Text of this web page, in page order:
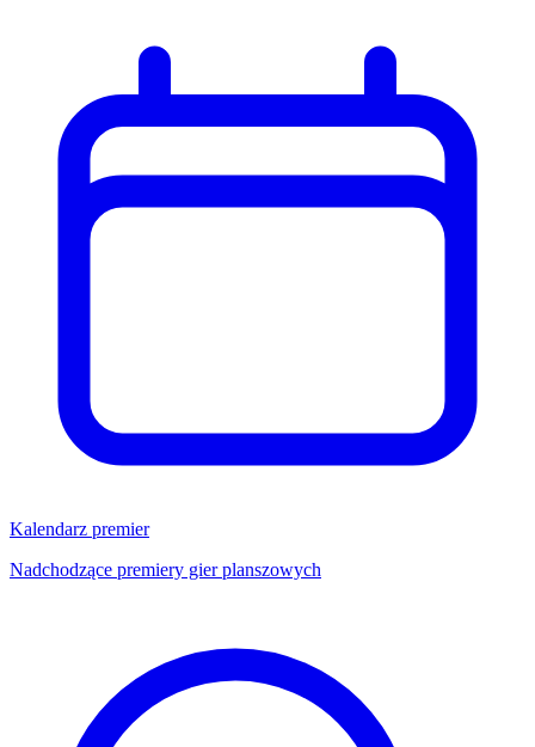
Kalendarz premier
Nadchodzące premiery gier planszowych